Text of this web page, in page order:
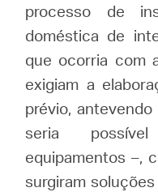
Brazil
Portuguese
processo de
doméstica de
que ocorria com
exigiam a
prévio,
seria
equipamentos –,
surgiram